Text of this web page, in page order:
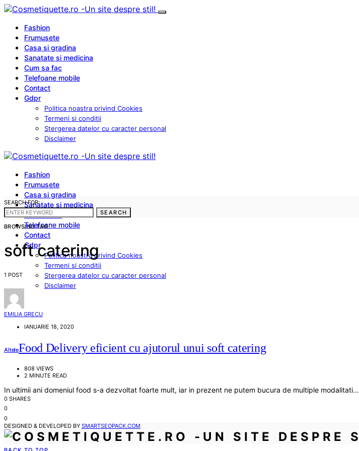
Fashion
Frumusete
Casa si gradina
Sanatate si medicina
Cum sa fac
Telefoane mobile
Contact
Gdpr
Politica noastra privind Cookies
Termeni si conditii
Stergerea datelor cu caracter personal
Disclaimer
Fashion
Frumusete
Casa si gradina
Sanatate si medicina
Cum sa fac
Telefoane mobile
Contact
Gdpr
Politica noastra privind Cookies
Termeni si conditii
Stergerea datelor cu caracter personal
Disclaimer
SEARCH FOR:
SEARCH
BROWSING TAG
soft catering
1 POST
EMILIA GRECU
IANUARIE 18, 2020
AlteleFood Delivery eficient cu ajutorul unui soft catering
808 VIEWS
2 MINUTE READ
In ultimii ani domeniul food s-a dezvoltat foarte mult, iar in prezent ne putem bucura de multiple modalitati…
0 SHARES
0
0
DESIGNED & DEVELOPED BY SMARTSEOPACK.COM